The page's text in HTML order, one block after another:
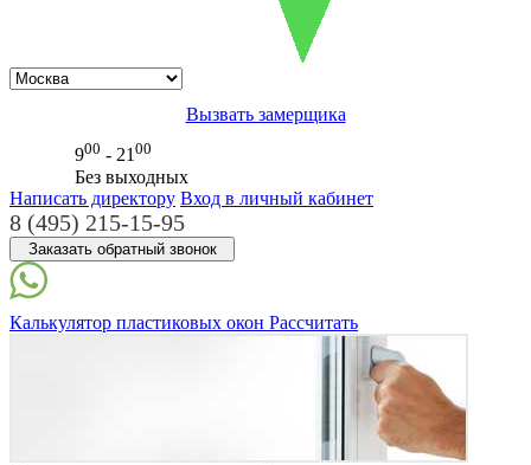
Вызвать замерщика
900 - 2100
Без выходных
Написать директору Вход в личный кабинет
8 (495) 215-15-95
Заказать обратный звонок
Калькулятор пластиковых окон Рассчитать